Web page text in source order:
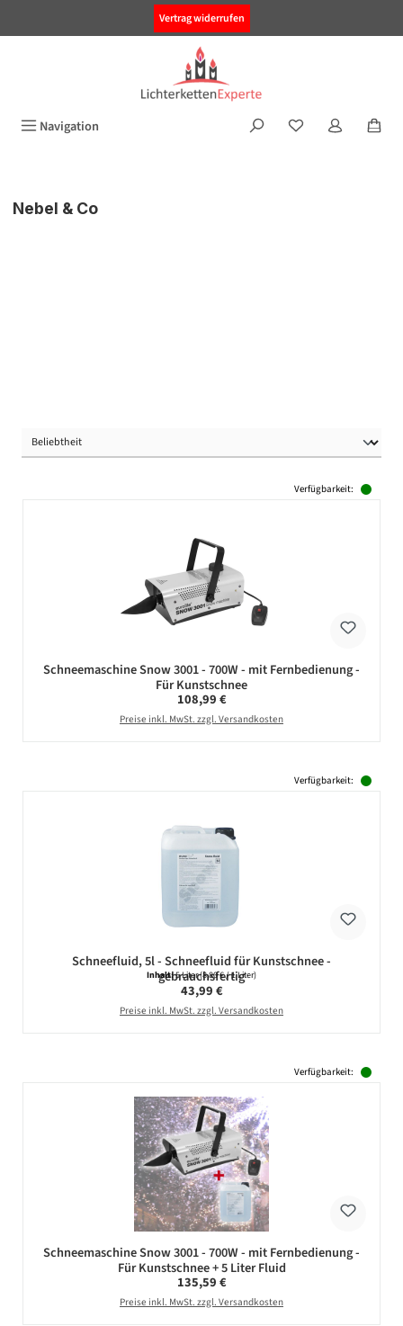
Vertrag widerrufen
Navigation
Nebel & Co
Verfügbarkeit:
Schneemaschine Snow 3001 - 700W - mit Fernbedienung -
Für Kunstschnee
Regulärer Preis:
108,99 €
Preise inkl. MwSt. zzgl. Versandkosten
Verfügbarkeit:
Schneefluid, 5l - Schneefluid für Kunstschnee -
gebrauchsfertig
Inhalt:5 Liter(8,80 € / 1 Liter)
Regulärer Preis:
43,99 €
Preise inkl. MwSt. zzgl. Versandkosten
Verfügbarkeit:
Schneemaschine Snow 3001 - 700W - mit Fernbedienung -
Für Kunstschnee + 5 Liter Fluid
Regulärer Preis:
135,59 €
Preise inkl. MwSt. zzgl. Versandkosten